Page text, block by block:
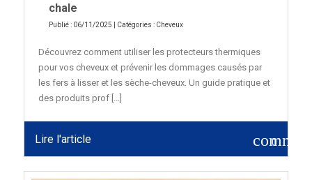
chale
Publié : 06/11/2025 | Catégories : Cheveux
Découvrez comment utiliser les protecteurs thermiques
pour vos cheveux et prévenir les dommages causés par
les fers à lisser et les sèche-cheveux. Un guide pratique et
des produits prof [...]
Lire l'article 0